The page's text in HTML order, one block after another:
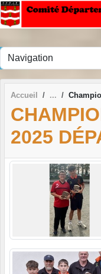
Accueil
2025
Panneau de gestion